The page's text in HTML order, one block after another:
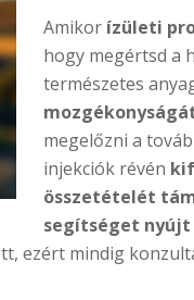
Amikor ízületi
hogy megértsd a
természetes
megelőzni a
injekciók révén
összetételét
segítséget nyújt
ezért mindig